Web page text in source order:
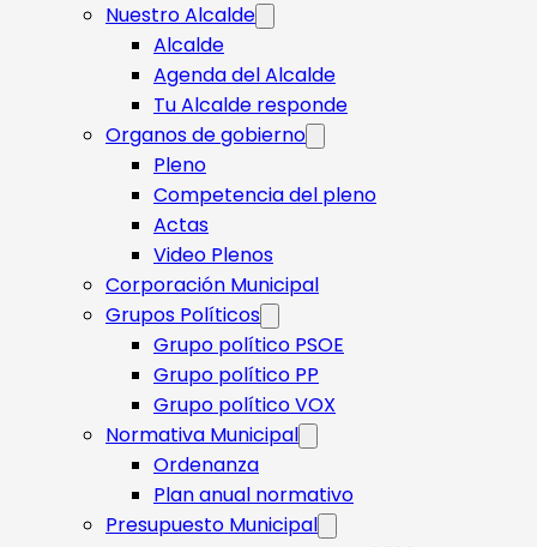
Nuestro Alcalde
Alcalde
Agenda del Alcalde
Tu Alcalde responde​
Organos de gobierno
Pleno
Competencia del pleno
Actas
Video Plenos
Corporación Municipal
Grupos Políticos
Grupo político PSOE
Grupo político PP
Grupo político VOX
Normativa Municipal
Ordenanza
Plan anual normativo
Presupuesto Municipal